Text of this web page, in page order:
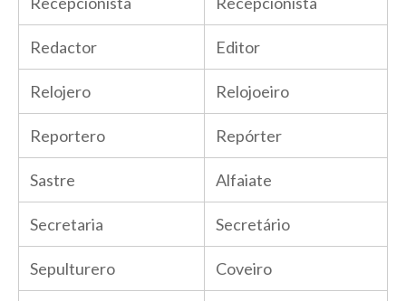
Redactor Editor
Relojero Relojoeiro
Reportero Repórter
Sastre Alfaiate
Secretaria Secretário
Sepulturero Coveiro